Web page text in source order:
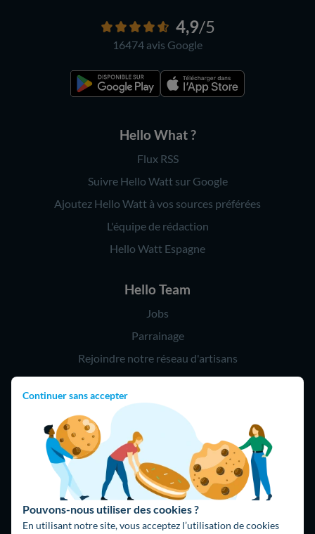
Continuer sans accepter
Pouvons-nous utiliser des cookies ?
En utilisant notre site, vous acceptez l’utilisation de cookies
4,9/5
16474 avis Google
Hello What ?
Flux RSS
Suivre Hello Watt sur Google
Ajoutez Hello Watt à vos sources préférées
L'équipe de rédaction
Hello Watt Espagne
Hello Team
Jobs
Parrainage
Rejoindre notre réseau d'artisans
Hello !
09 75 18 60 60
(8h-21h)
75018 Paris